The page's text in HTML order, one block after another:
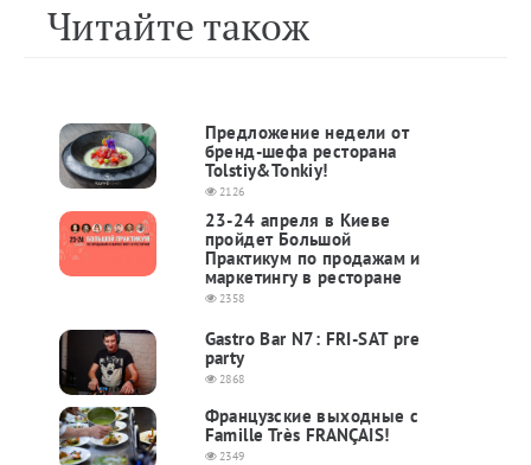
Читайте також
Предложение недели от
бренд-шефа ресторана
Tolstiy&Tonkiy!
2126
23-24 апреля в Киеве
пройдет Большой
Практикум по продажам и
маркетингу в ресторане
2358
Gastro Bar N7: FRI-SAT pre
party
2868
Французские выходные с
Famille Très FRANÇAIS!
2349